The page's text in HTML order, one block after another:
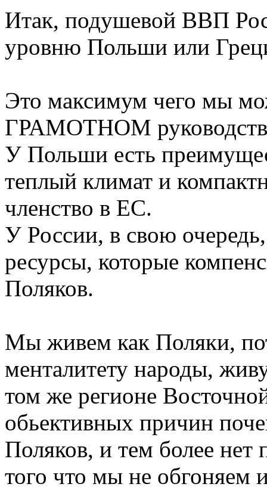
Итак, подушевой ВВП
уровню Польши или
Это максимум чего мы
ГРАМОТНОМ
У Польши есть
теплый климат и
членство в ЕС.
У России, в свою
ресурсы, которые
Поляков.
Мы живем как Поляки,
менталитету народы,
том же регионе
обьективных причин
Поляков, и тем более нет
того что мы не обгоняем